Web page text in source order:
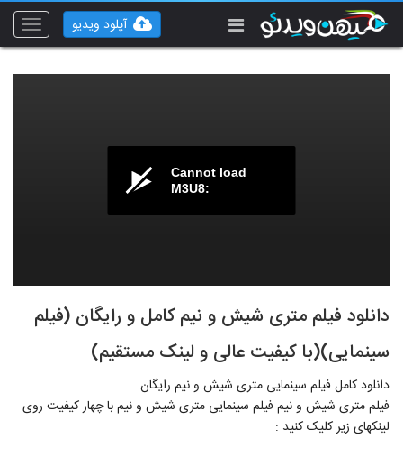
Toggle
آپلود ویدیو
Cannot load
M3U8:
دانلود فیلم متری شیش و نیم کامل و رایگان (فیلم
سینمایی)(با کیفیت عالی و لینک مستقیم)
دانلود کامل فیلم سینمایی متری شیش و نیم رایگان
فیلم متری شیش و نیم فیلم سینمایی متری شیش و نیم با چهار کیفیت روی
لینکهای زیر کلیک کنید :